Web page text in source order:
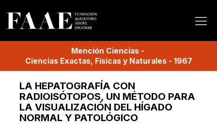
Mención Ciencias-
Ciencias Exactas, Físicas y Naturales- 1967
LA HEPATOGRAFÍA CON
RADIOISÓTOPOS, UN MÉTODO PARA
LA VISUALIZACIÓN DEL HÍGADO
NORMAL Y PATOLÓGICO